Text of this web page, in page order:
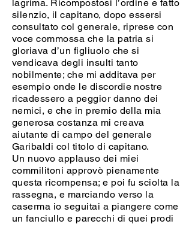
lagrima. Ricompostosi l’ordine e fatto
silenzio, il capitano, dopo essersi
consultato col generale, riprese con
voce commossa che la patria si
gloriava d’un figliuolo che si
vendicava degli insulti tanto
nobilmente; che mi additava per
esempio onde le discordie nostre
ricadessero a peggior danno dei
nemici, e che in premio della mia
generosa costanza mi creava
aiutante di campo del generale
Garibaldi col titolo di capitano.
Un nuovo applauso dei miei
commilitoni approvò pienamente
questa ricompensa; e poi fu sciolta la
rassegna, e marciando verso la
caserma io seguitai a piangere come
un fanciullo e parecchi di quei prodi